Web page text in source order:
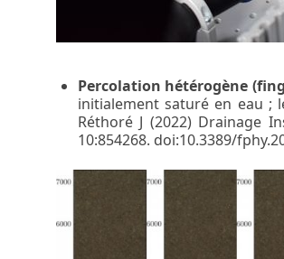
Percolation hétérogène
initialement saturé en eau ;
Réthoré J (2022) Drainage
10:854268. doi:10.3389/